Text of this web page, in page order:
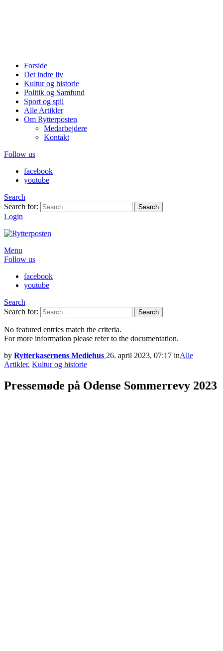
Forside
Det indre liv
Kultur og historie
Politik og Samfund
Sport og spil
Alle Artikler
Om Rytterposten
Medarbejdere
Kontakt
Follow us
facebook
youtube
Search
Search for:
Search
Login
Menu
Follow us
facebook
youtube
Search
Search for:
Search
No featured entries match the criteria.
For more information please refer to the documentation.
by Rytterkasernens Mediehus 26. april 2023, 07:17 inAlle
Artikler, Kultur og historie
Pressemøde på Odense Sommerrevy 2023